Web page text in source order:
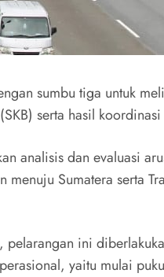
sumbu tiga untuk
serta hasil
analisis dan evaluasi
Sumatera serta
ini
yaitu mulai